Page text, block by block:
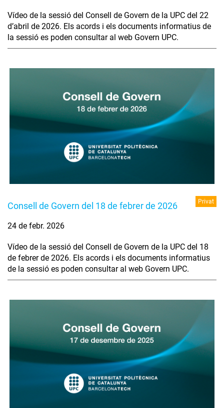
Vídeo de la sessió del Consell de Govern de la UPC del 22
d’abril de 2026. Els acords i els documents informatius de
la sessió es poden consultar al web Govern UPC.
Consell de Govern del 18 de febrer de 2026 Privat
24 de febr. 2026
Vídeo de la sessió del Consell de Govern de la UPC del 18
de febrer de 2026. Els acords i els documents informatius
de la sessió es poden consultar al web Govern UPC.